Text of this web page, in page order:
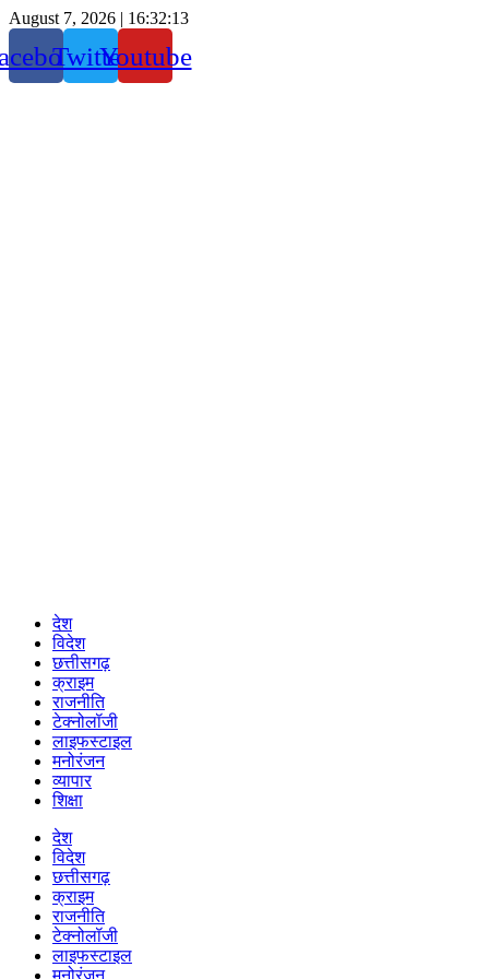
August 7, 2026 | 16:32:14
TwitterYoutube
देश
विदेश
छत्तीसगढ़
क्राइम
राजनीति
टेक्नोलॉजी
लाइफस्टाइल
मनोरंजन
व्यापार
शिक्षा
देश
विदेश
छत्तीसगढ़
क्राइम
राजनीति
टेक्नोलॉजी
लाइफस्टाइल
मनोरंजन